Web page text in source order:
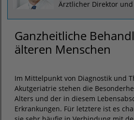
Ärztlicher Direktor
Ganzheitliche
älteren Menschen
Im Mittelpunkt von Diagnostik und
Akutgeriatrie stehen die
Alters und der in diesem
Erkrankungen. Für letztere ist es